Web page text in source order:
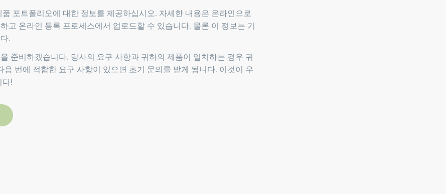
포트폴리오에 대한 정보를 제공하십시오. 자세한 내용은 온라인으로
고 온라인 등록 프로세스에서 업로드할 수 있습니다. 물론 이 정보는 기
.
준비하겠습니다. 당사의 요구 사항과 귀하의 제품이 일치하는 경우 귀
번에 적합한 요구 사항이 있으면 초기 문의를 받게 됩니다. 이것이 우
다!